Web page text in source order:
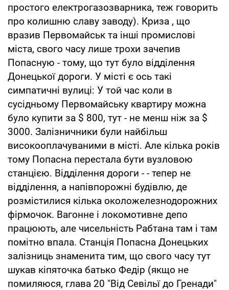
простого електрогазозварника, теж говорить
про колишню славу заводу). Криза , що
вразив Первомайськ та інші промислові
міста, свого часу лише трохи зачепив
Попасную - тому, що тут було відділення
Донецької дороги. У місті є ось такі
симпатичні вулиці: У той час коли в
сусідньому Первомайську квартиру можна
було купити за $ 800, тут - не менш ніж за $
3000. Залізничники були найбільш
високооплачуваними в місті. Але кілька років
тому Попасна перестала бути вузловою
станцією. Відділення дороги - - тепер не
відділення, а напівпорожні будівлю, де
розмістилися кілька околожелезнодорожних
фірмочок. Вагонне і локомотивне депо
працюють, але чисельність Рабтана там і там
помітно впала. Станція Попасна Донецьких
залізниць знаменита тим, що свого часу тут
шукав кіпяточка батько Федір (якщо не
помиляюся, глава 20 "Від Севільї до Гренади"